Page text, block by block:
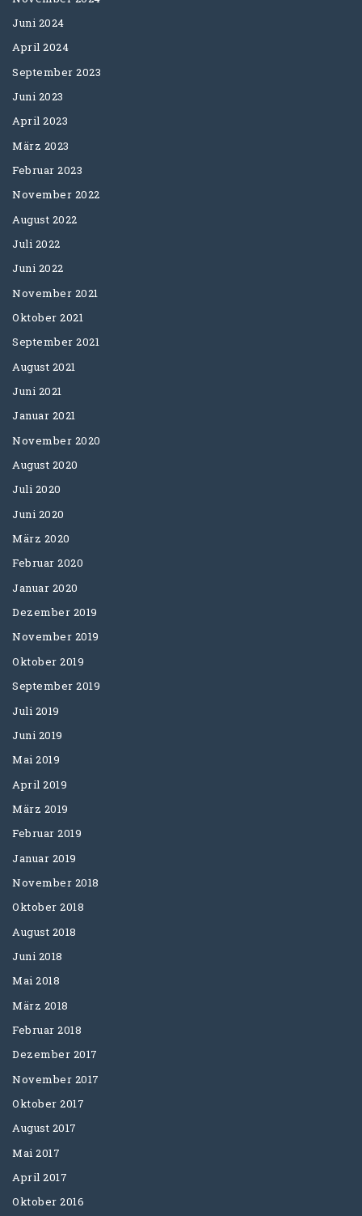
Juni 2024
April 2024
September 2023
Juni 2023
April 2023
März 2023
Februar 2023
November 2022
August 2022
Juli 2022
Juni 2022
November 2021
Oktober 2021
September 2021
August 2021
Juni 2021
Januar 2021
November 2020
August 2020
Juli 2020
Juni 2020
März 2020
Februar 2020
Januar 2020
Dezember 2019
November 2019
Oktober 2019
September 2019
Juli 2019
Juni 2019
Mai 2019
April 2019
März 2019
Februar 2019
Januar 2019
November 2018
Oktober 2018
August 2018
Juni 2018
Mai 2018
März 2018
Februar 2018
Dezember 2017
November 2017
Oktober 2017
August 2017
Mai 2017
April 2017
Oktober 2016